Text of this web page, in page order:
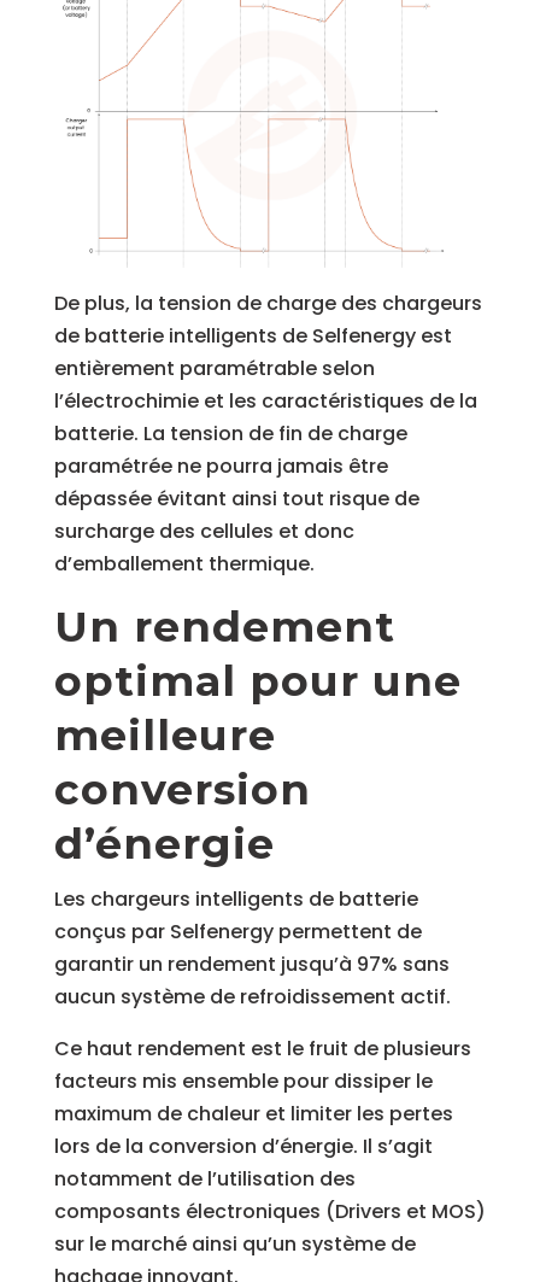
De plus, la tension de charge des chargeurs
de batterie intelligents de Selfenergy est
entièrement paramétrable selon
l’électrochimie et les caractéristiques de la
batterie. La tension de fin de charge
paramétrée ne pourra jamais être
dépassée évitant ainsi tout risque de
surcharge des cellules et donc
d’emballement thermique.
Un rendement
optimal pour une
meilleure
conversion
d’énergie
Les chargeurs intelligents de batterie
conçus par Selfenergy permettent de
garantir un rendement jusqu’à 97% sans
aucun système de refroidissement actif.
Ce haut rendement est le fruit de plusieurs
facteurs mis ensemble pour dissiper le
maximum de chaleur et limiter les pertes
lors de la conversion d’énergie. Il s’agit
notamment de l’utilisation des
composants électroniques (Drivers et MOS)
sur le marché ainsi qu’un système de